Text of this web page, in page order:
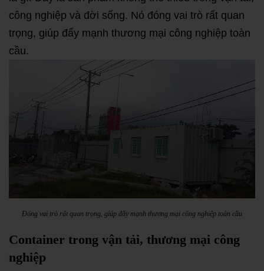
công nghiệp và đời sống. Nó đóng vai trò rất quan
trọng, giúp đẩy mạnh thương mại công nghiệp toàn
cầu.
Đóng vai trò rất quan trọng, giúp đẩy mạnh thương mại công nghiệp toàn cầu
Container trong vận tải, thương mại công
nghiệp